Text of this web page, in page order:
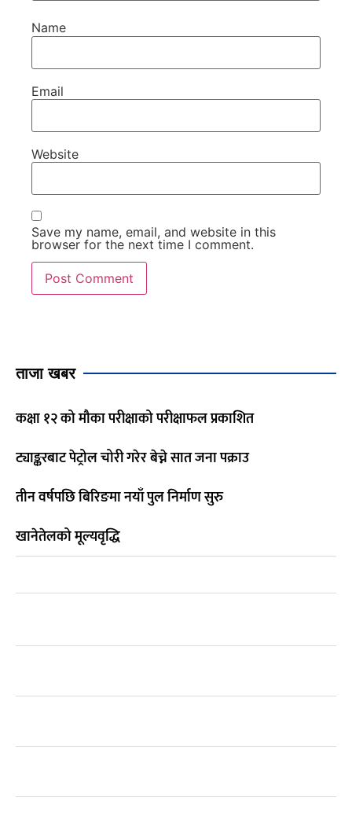
Name
Email
Website
Save my name, email, and website in this
browser for the next time I comment.
ताजा खबर
कक्षा १२ को मौका परीक्षाको परीक्षाफल प्रकाशित
ट्याङ्करबाट पेट्रोल चोरी गरेर बेच्ने सात जना पक्राउ
तीन वर्षपछि बिरिङमा नयाँ पुल निर्माण सुरु
खानेतेलको मूल्यवृद्धि